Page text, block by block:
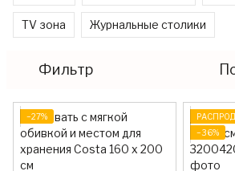
TV зона Журнальные столики
Фильтр
−27%
−36%